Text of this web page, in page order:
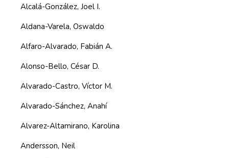
Alcalá-González, Joel I.
Aldana-Varela, Oswaldo
Alfaro-Alvarado, Fabián A.
Alonso-Bello, César D.
Alvarado-Castro, Víctor M.
Alvarado-Sánchez, Anahí
Alvarez-Altamirano, Karolina
Andersson, Neil